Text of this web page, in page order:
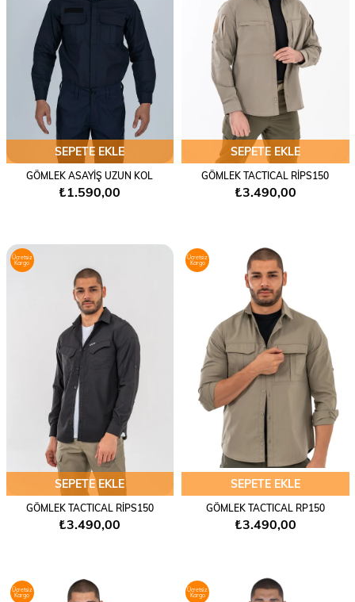
SEPETE EKLE
GÖMLEK ASAYİŞ UZUN KOL
₺1.590,00
SEPETE EKLE
GÖMLEK TACTICAL RİPS150
₺3.490,00
SEPETE EKLE
GÖMLEK TACTICAL RİPS150
₺3.490,00
Ücretsiz
Kargo
SEPETE EKLE
GÖMLEK TACTICAL RP150
₺3.490,00
Ücretsiz
Kargo
Ücretsiz
Kargo
Ücretsiz
Kargo